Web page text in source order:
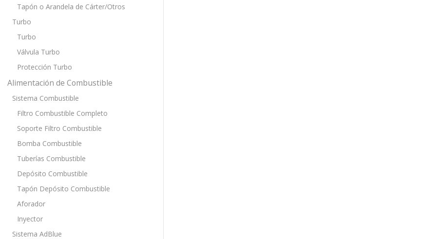
Tapón o Arandela de Cárter/Otros
Turbo
Turbo
Válvula Turbo
Protección Turbo
Alimentación de Combustible
Sistema Combustible
Filtro Combustible Completo
Soporte Filtro Combustible
Bomba Combustible
Tuberías Combustible
Depósito Combustible
Tapón Depósito Combustible
Aforador
Inyector
Sistema AdBlue